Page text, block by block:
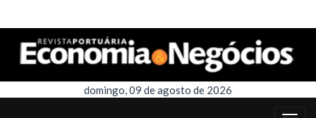
domingo, 09 de agosto de 2026